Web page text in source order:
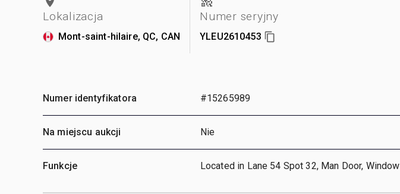
Lokalizacja
Mont-saint-hilaire, QC, CAN
Numer seryjny
YLEU2610453
Numer identyfikatora #15265989
Na miejscu aukcji Nie
Funkcje Located in Lane 54 Spot 32, Man Door, Window